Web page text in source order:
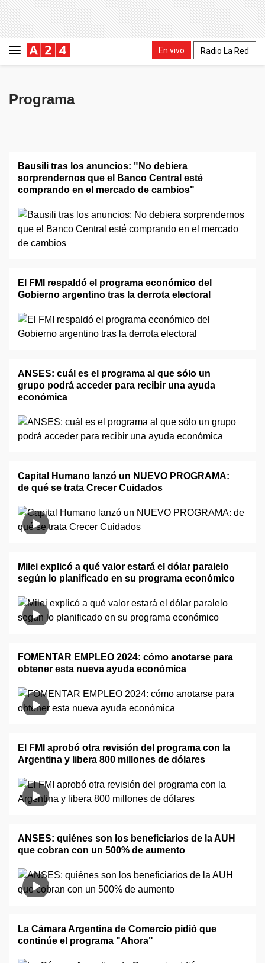
En vivo Radio La Red
Programa
Bausili tras los anuncios: "No debiera
sorprendernos que el Banco Central esté
comprando en el mercado de cambios"
El FMI respaldó el programa económico del
Gobierno argentino tras la derrota electoral
ANSES: cuál es el programa al que sólo un
grupo podrá acceder para recibir una ayuda
económica
Capital Humano lanzó un NUEVO PROGRAMA:
de qué se trata Crecer Cuidados
Milei explicó a qué valor estará el dólar paralelo
según lo planificado en su programa económico
FOMENTAR EMPLEO 2024: cómo anotarse para
obtener esta nueva ayuda económica
El FMI aprobó otra revisión del programa con la
Argentina y libera 800 millones de dólares
ANSES: quiénes son los beneficiarios de la AUH
que cobran con un 500% de aumento
La Cámara Argentina de Comercio pidió que
continúe el programa "Ahora"